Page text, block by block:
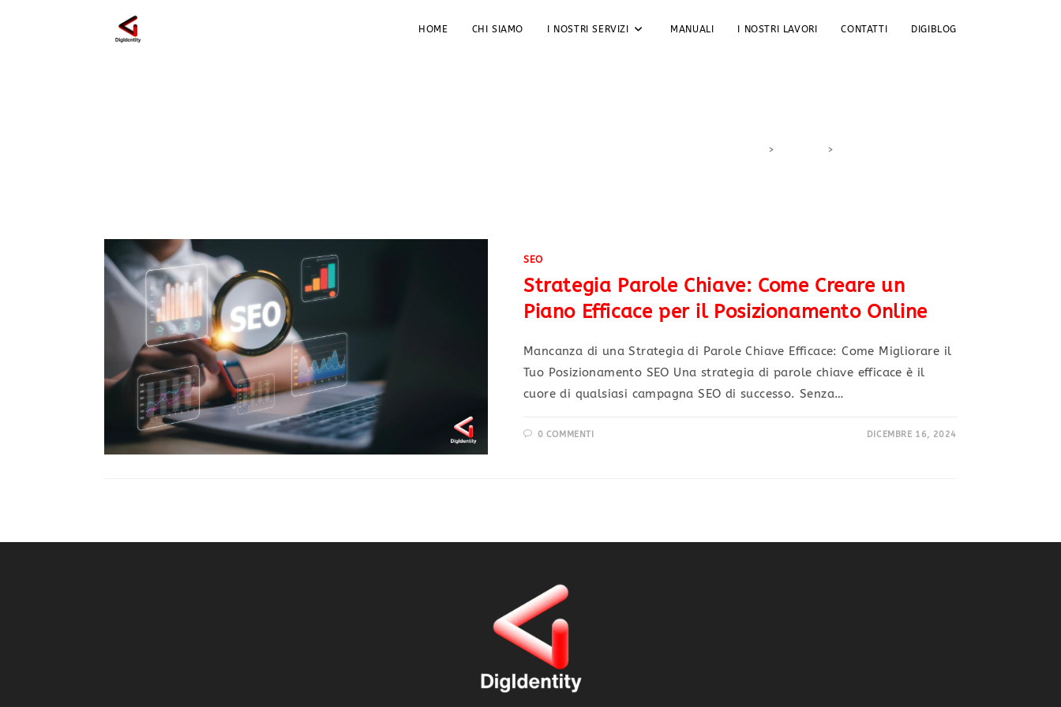
HOME CHI SIAMO I NOSTRI SERVIZI MANUALI I NOSTRI LAVORI CONTATTI DIGIBLOG
> >
SEO
Strategia Parole Chiave: Come Creare un
Piano Efficace per il Posizionamento Online
Mancanza di una Strategia di Parole Chiave Efficace: Come Migliorare il
Tuo Posizionamento SEO Una strategia di parole chiave efficace è il
cuore di qualsiasi campagna SEO di successo. Senza…
0 COMMENTI DICEMBRE 16, 2024